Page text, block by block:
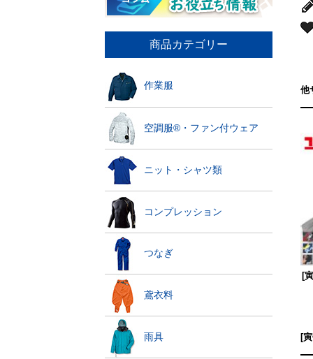
商品カテゴリー
作業服
空調服®・ファン付ウェア
ニット・シャツ類
コンプレッション
つなぎ
鳶衣料
雨具
他
[
[